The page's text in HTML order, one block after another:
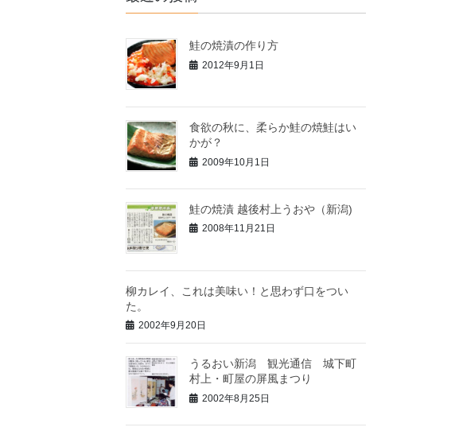
鮭の焼漬の作り方
2012年9月1日
食欲の秋に、柔らか鮭の焼鮭はい
かが？
2009年10月1日
鮭の焼漬 越後村上うおや（新潟)
2008年11月21日
柳カレイ、これは美味い！と思わず口をつい
た。
2002年9月20日
うるおい新潟 観光通信 城下町
村上・町屋の屏風まつり
2002年8月25日